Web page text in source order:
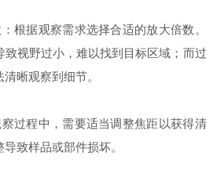
据观察需求选择合适的放大倍数。
致视野过小，难以找到目标区域；而过
晰观察到细节。
程中，需要适当调整焦距以获得清
致样品或部件损坏。